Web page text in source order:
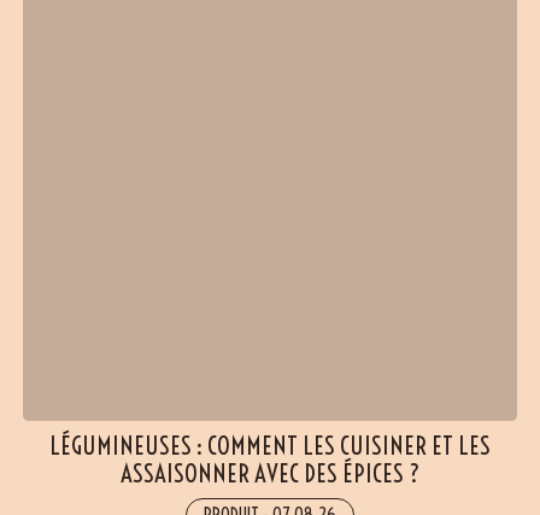
LÉGUMINEUSES : COMMENT LES CUISINER ET LES
ASSAISONNER AVEC DES ÉPICES ?